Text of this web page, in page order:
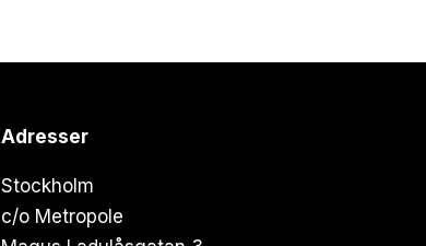
Adresser
Stockholm
c/o Metropole